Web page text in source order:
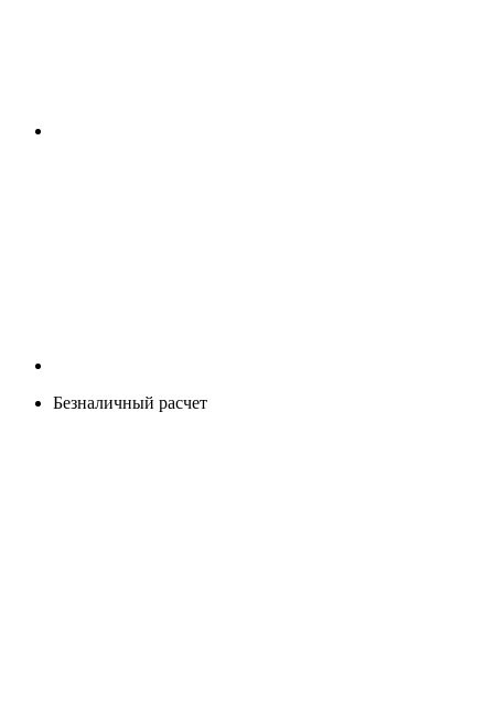
Безналичный расчет